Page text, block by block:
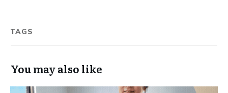
TAGS
You may also like